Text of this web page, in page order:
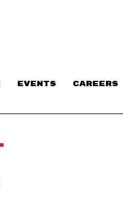
EVENTS CAREERS